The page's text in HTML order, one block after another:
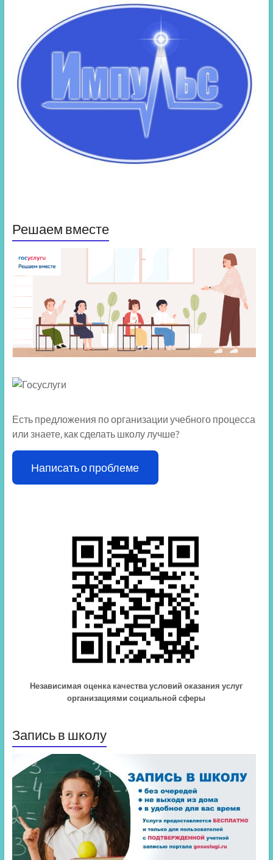
Решаем вместе
Есть предложения по организации учебного процесса
или знаете, как сделать школу лучше?
Написать о проблеме
Независимая оценка качества условий оказания услуг
организациями социальной сферы
Запись в школу